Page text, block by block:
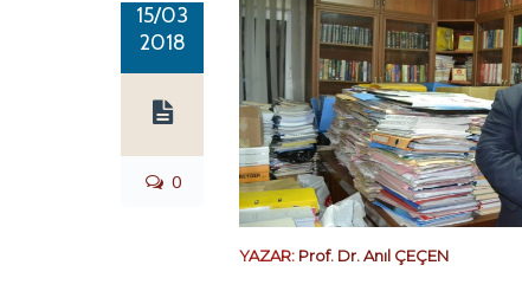
15/03
2018
0
YAZAR: Prof. Dr. Anıl ÇEÇEN